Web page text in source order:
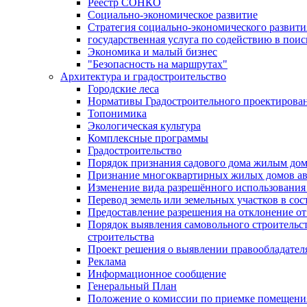
Социально-экономическое развитие
Стратегия социально-экономического
государственная услуга по содействию в
Экономика и малый бизнес
"Безопасность на маршрутах"
Архитектура и градостроительство
Городские леса
Нормативы Градостроительного
Топонимика
Экологическая культура
Комплексные программы
Градостроительство
Порядок признания садового дома жилым
Признание многоквартирных жилых домов
Изменение вида разрешённого
Перевод земель или земельных участков в
Предоставление разрешения на отклонение
Порядок выявления самовольного
строительства
Проект решения о выявлении
Реклама
Информационное сообщение
Генеральный План
Положение о комиссии по приемке